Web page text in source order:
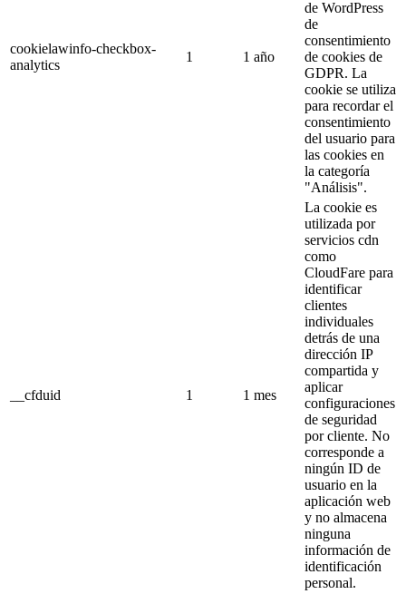
cookielawinfo-checkbox-
analytics
1 1 año
de WordPress
de
consentimiento
de cookies de
GDPR. La
cookie se utiliza
para recordar el
consentimiento
del usuario para
las cookies en
la categoría
"Análisis".
__cfduid 1 1 mes
La cookie es
utilizada por
servicios cdn
como
CloudFare para
identificar
clientes
individuales
detrás de una
dirección IP
compartida y
aplicar
configuraciones
de seguridad
por cliente. No
corresponde a
ningún ID de
usuario en la
aplicación web
y no almacena
ninguna
información de
identificación
personal.